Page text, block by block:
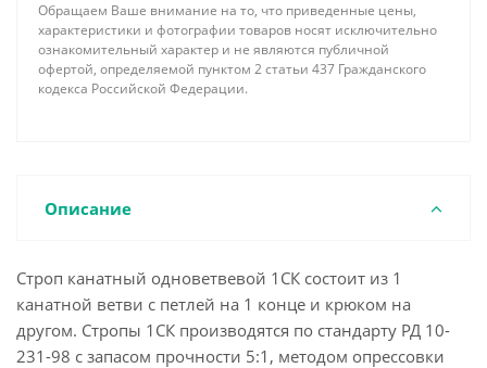
Обращаем Ваше внимание на то, что приведенные цены,
характеристики и фотографии товаров носят исключительно
ознакомительный характер и не являются публичной
офертой, определяемой пунктом 2 статьи 437 Гражданского
кодекса Российской Федерации.
Описание
Строп канатный одноветвевой 1СК состоит из 1
канатной ветви с петлей на 1 конце и крюком на
другом. Стропы 1СК производятся по стандарту РД 10-
231-98 с запасом прочности 5:1, методом опрессовки